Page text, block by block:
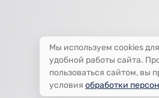
Мы используем cookies
удобной работы сайта.
пользоваться сайтом, вы
условия обработки